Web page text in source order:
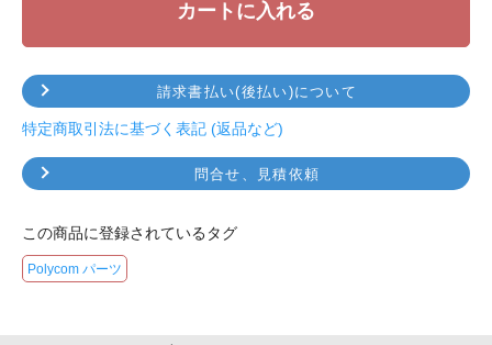
M株式会社 ご担当者M様 2017年03月ご購入
カートに入れる
請求書払い(後払い)について
特定商取引法に基づく表記 (返品など)
問合せ、見積依頼
この商品に登録されているタグ
Polycom パーツ